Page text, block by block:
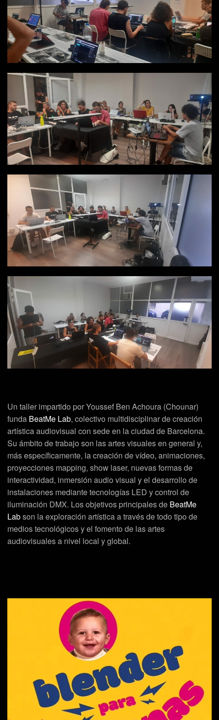
Un taller impartido por Youssef Ben Achoura (Chounar)
funda BeatMe Lab, colectivo multidisciplinar de creación
artística audiovisual con sede en la ciudad de Barcelona.
Su ámbito de trabajo son las artes visuales en general y,
más específicamente, la creación de vídeo, animaciones,
proyecciones mapping, show laser, nuevas formas de
interactividad, inmersión audio visual y el desarrollo de
instalaciones mediante tecnologías LED y control de
iluminación DMX. Los objetivos principales de BeatMe
Labson la exploración artística a través de todo tipo de
medios tecnológicos y el fomento de las artes
audiovisuales a nivel local y global.